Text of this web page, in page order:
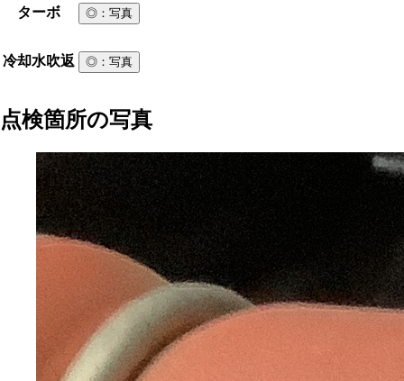
ターボ ◎ ：写真
冷却水吹返 ◎ ：写真
点検箇所の写真